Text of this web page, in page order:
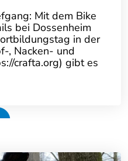
Mit dem Bike
bei Dossenheim
in der
, Nacken- und
crafta.org) gibt es